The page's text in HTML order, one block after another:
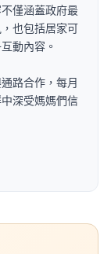
僅涵蓋政府最
也包括居家可
動內容。
路合作，每月
深受媽媽們信